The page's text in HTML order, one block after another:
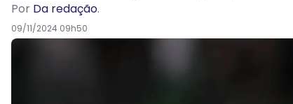
Por Da redação.
09/11/2024 09h50